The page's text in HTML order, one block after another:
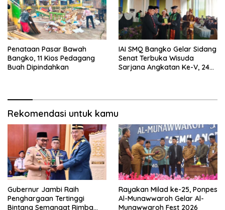
Penataan Pasar Bawah
Bangko, 11 Kios Pedagang
Buah Dipindahkan
IAI SMQ Bangko Gelar Sidang
Senat Terbuka Wisuda
Sarjana Angkatan Ke-V, 243
Rekomendasi untuk kamu
Gubernur Jambi Raih
Penghargaan Tertinggi
Bintang Semangat Rimba
Rayakan Milad ke-25, Ponpes
Al-Munawwaroh Gelar Al-
Munawwaroh Fest 2026